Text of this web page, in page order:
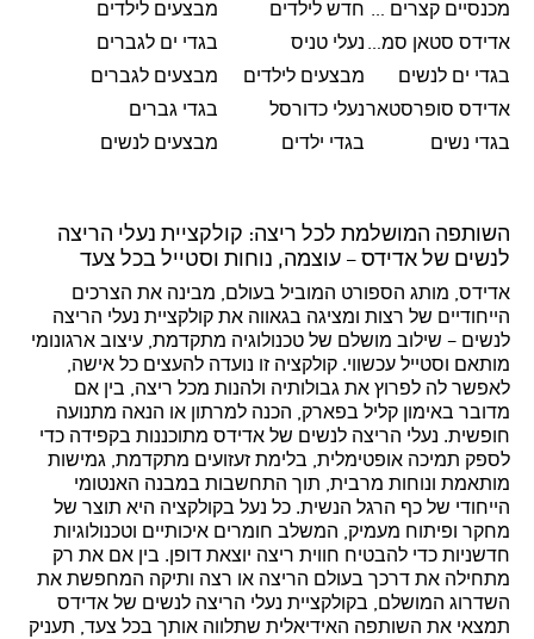
מכנסיים קצרים לנשים חדש לילדים
מבצעים לילדים
אדידס סטאן סמית' נעלי טניס
בגדי ים לגברים
בגדי ים לנשים
מבצעים לילדים
מבצעים לגברים
אדידס סופרסטארנעלי כדורסל
בגדי גברים
בגדי נשים
בגדי ילדים מבצעים לנשים
השותפה המושלמת לכל ריצה: קולקציית נעלי הריצה
לנשים של אדידס – עוצמה, נוחות וסטייל בכל צעד
אדידס, מותג הספורט המוביל בעולם, מבינה את הצרכים
הייחודיים של רצות ומציגה בגאווה את קולקציית נעלי הריצה
לנשים – שילוב מושלם של טכנולוגיה מתקדמת, עיצוב ארגונומי
מותאם וסטייל עכשווי. קולקציה זו נועדה להעצים כל אישה,
לאפשר לה לפרוץ את גבולותיה ולהנות מכל ריצה, בין אם
מדובר באימון קליל בפארק, הכנה למרתון או הנאה מתנועה
חופשית. נעלי הריצה לנשים של אדידס מתוכננות בקפידה כדי
לספק תמיכה אופטימלית, בלימת זעזועים מתקדמת, גמישות
מותאמת ונוחות מרבית, תוך התחשבות במבנה האנטומי
הייחודי של כף הרגל הנשית. כל נעל בקולקציה היא תוצר של
מחקר ופיתוח מעמיק, המשלב חומרים איכותיים וטכנולוגיות
חדשניות כדי להבטיח חווית ריצה יוצאת דופן. בין אם את רק
מתחילה את דרכך בעולם הריצה או רצה ותיקה המחפשת את
השדרוג המושלם, בקולקציית נעלי הריצה לנשים של אדידס
תמצאי את השותפה האידיאלית שתלווה אותך בכל צעד, תעניק